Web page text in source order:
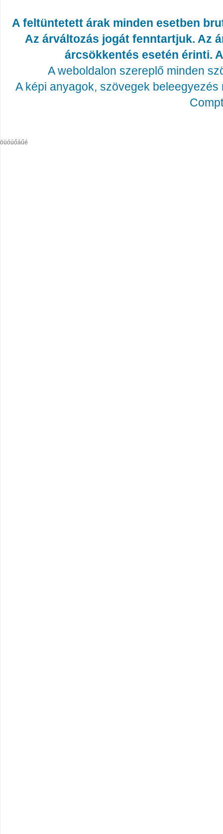
A feltüntetett árak minden esetben
Az árváltozás jogát fenntartjuk. Az
árcsökkentés esetén érinti.
A weboldalon szereplő minden
A képi anyagok, szövegek
öüóúőáűé